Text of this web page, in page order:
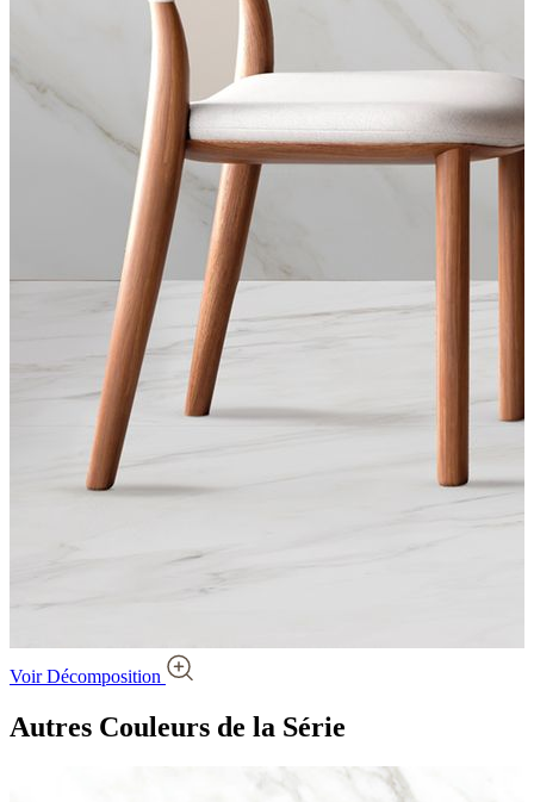
Voir Décomposition
Autres Couleurs de la Série